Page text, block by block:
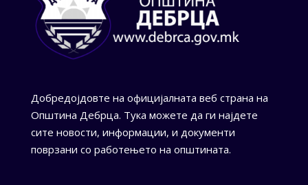
Добредојдовте на официјалната веб страна на
Општина Дебрца. Тука можете да ги најдете
сите новости, информации, и документи
поврзани со работењето на општината.